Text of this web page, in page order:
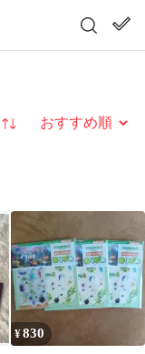
並び替え
¥830